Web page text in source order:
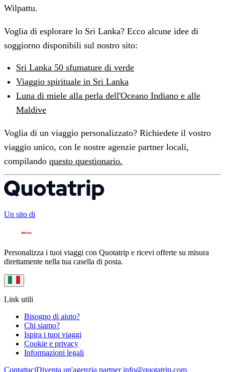
Wilpattu.
Voglia di esplorare lo Sri Lanka? Ecco alcune idee di
soggiorno disponibili sul nostro sito:
Sri Lanka 50 sfumature di verde
Viaggio spirituale in Sri Lanka
Luna di miele alla perla dell'Oceano Indiano e alle
Maldive
Voglia di un viaggio personalizzato? Richiedete il vostro
viaggio unico, con le nostre agenzie partner locali,
compilando questo questionario.
Un sito di
Personalizza i tuoi viaggi con Quotatrip e ricevi offerte su misura
direttamente nella tua casella di posta.
Link utili
Bisogno di aiuto?
Chi siamo?
Ispira i tuoi viaggi
Cookie e privacy
Informazioni legali
ContattaciDiventa un'agenzia partnerinfo@quotatrip.com